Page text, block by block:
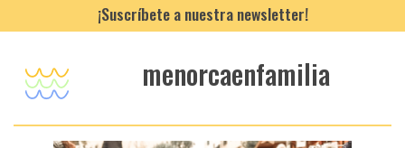
¡Suscríbete a nuestra newsletter!
menorcaenfamilia